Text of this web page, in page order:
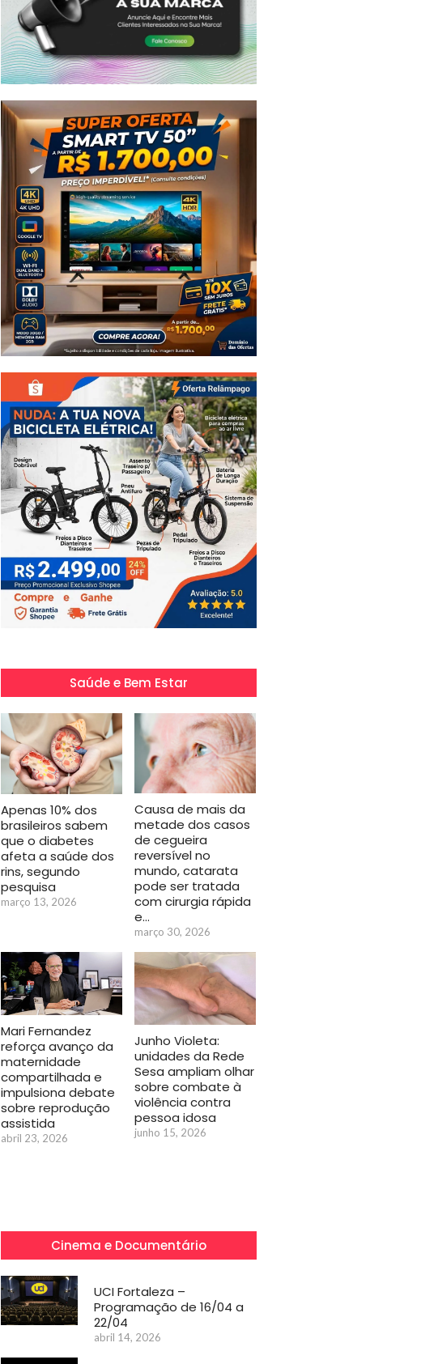
Saúde e Bem Estar
Apenas 10% dos
brasileiros sabem
que o diabetes
afeta a saúde dos
rins, segundo
pesquisa
março 13, 2026
Causa de mais da
metade dos casos
de cegueira
reversível no
mundo, catarata
pode ser tratada
com cirurgia rápida
e…
março 30, 2026
Mari Fernandez
reforça avanço da
maternidade
compartilhada e
impulsiona debate
sobre reprodução
assistida
abril 23, 2026
Junho Violeta:
unidades da Rede
Sesa ampliam olhar
sobre combate à
violência contra
pessoa idosa
junho 15, 2026
Cinema e Documentário
UCI Fortaleza –
Programação de 16/04 a
22/04
abril 14, 2026